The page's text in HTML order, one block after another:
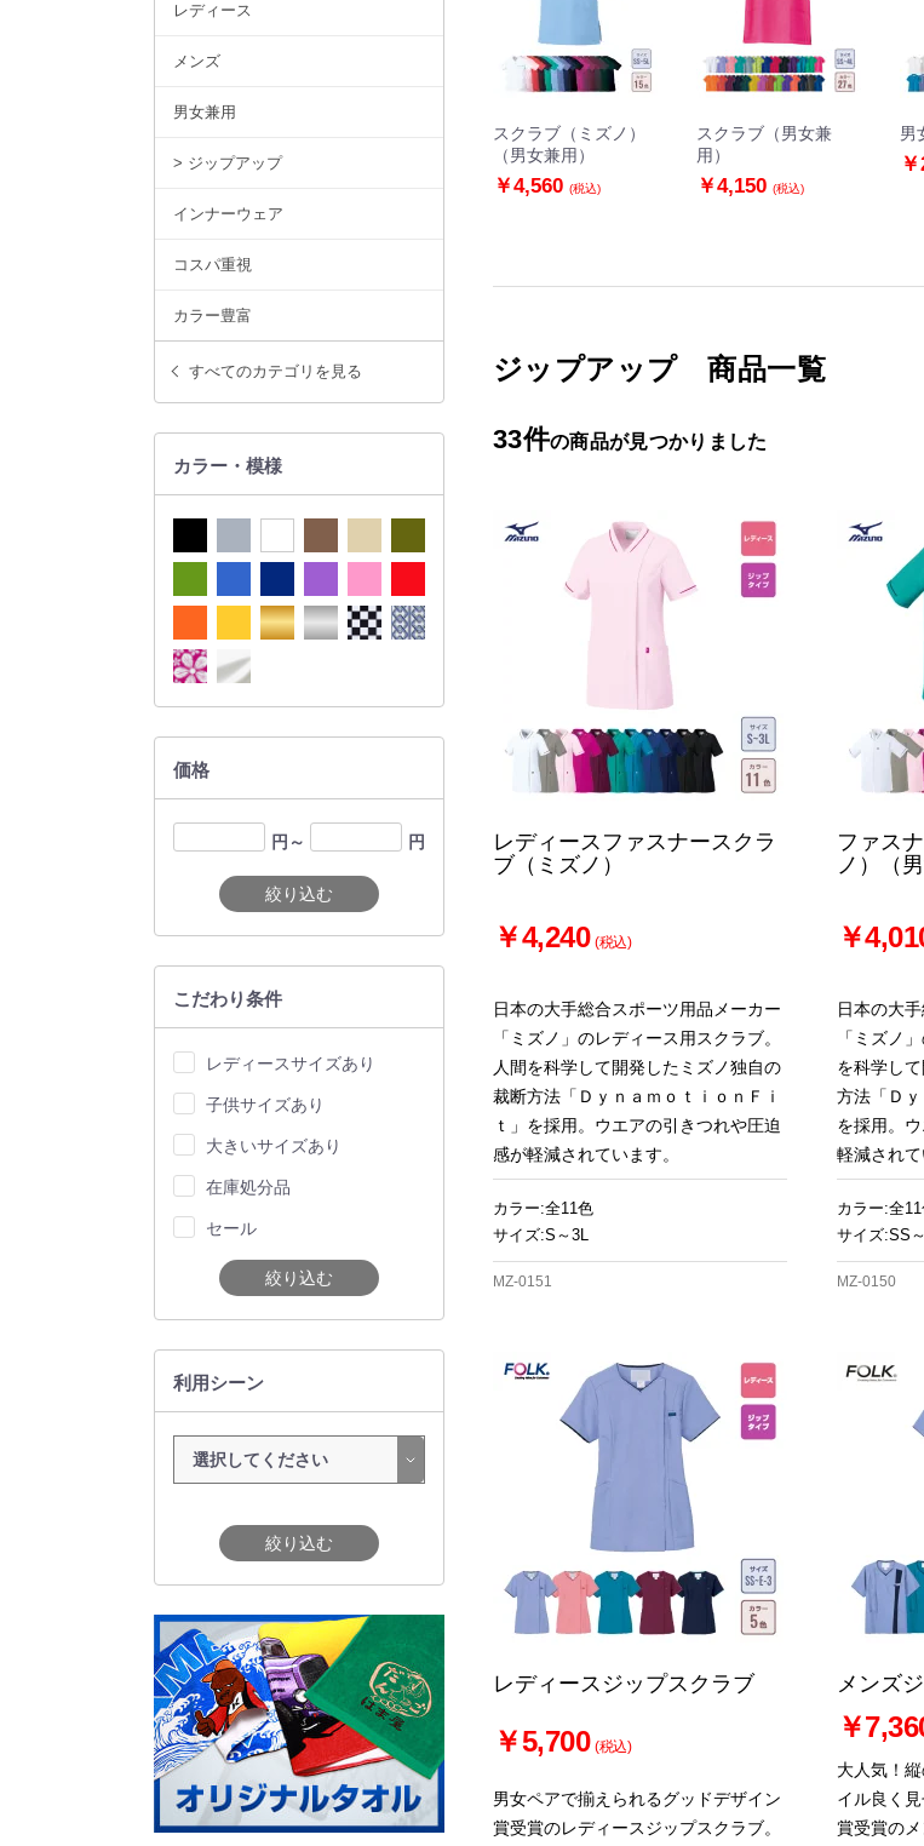
レディース
メンズ
男女兼用
> ジップアップ
インナーウェア
コスパ重視
カラー豊富
すべてのカテゴリを見る
カラー・模様
価格
円～ 円
絞り込む
こだわり条件
レディースサイズあり
子供サイズあり
大きいサイズあり
在庫処分品
セール
絞り込む
利用シーン
絞り込む
スクラブ（ミズノ）
（男女兼用）
￥4,560 (税込)
スクラブ（男女兼
用）
￥4,150 (税込)
男
ジップアップ 商品一覧
33件の商品が見つかりました
レディースファスナースクラ
ブ（ミズノ）
￥4,240 (税込)
日本の大手総合スポーツ用品メーカー
「ミズノ」のレディース用スクラブ。
人間を科学して開発したミズノ独自の
裁断方法「ＤｙｎａｍｏｔｉｏｎＦｉ
ｔ」を採用。ウエアの引きつれや圧迫
感が軽減されています。
カラー:全11色
サイズ:S～3L
MZ-0151
ファス
ノ）（
￥
日本の大
「ミズノ
を科学し
方法「Ｄｙ
を採用。
軽減されて
カラー:全
サイズ:SS
MZ-0150
レディースジップスクラブ
￥5,700 (税込)
男女ペアで揃えられるグッドデザイン
賞受賞のレディースジップスクラブ。
メンズ
￥
大人気！
イル良く
賞受賞の